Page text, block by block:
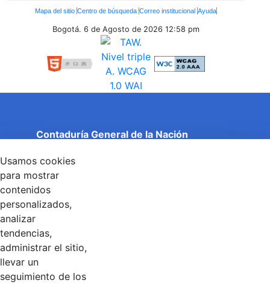
Enlaces
Inferiores
Mapa del sitio Centro de búsqueda Correo institucional Ayuda
Bogotá. 6 de Agosto de 2026 12:58 pm
Contaduría General de la Nación
Entidad adscrita al Ministerio de Hacienda y Crédito
Público
Torre 1 (Aire) - Piso 15, Bogotá D.C., Colombia
Código Postal: 111071
Linkedin
Usamos cookies
para mostrar
contenidos
personalizados,
analizar
tendencias,
administrar el sitio,
llevar un
seguimiento de los